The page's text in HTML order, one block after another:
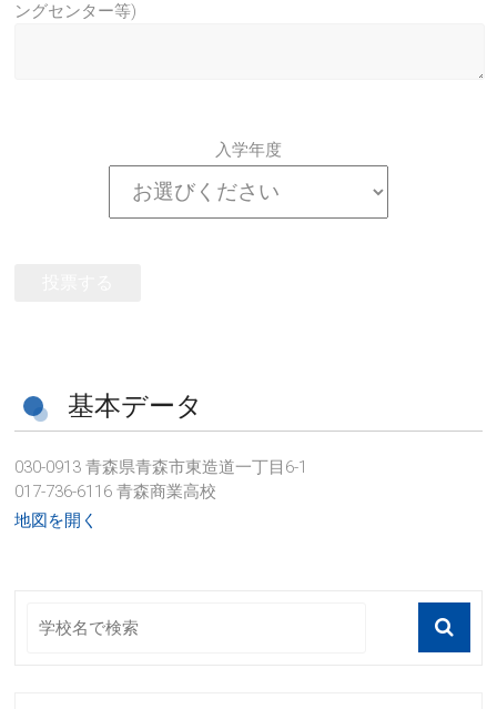
ングセンター等)
入学年度
基本データ
030-0913 青森県青森市東造道一丁目6-1
017-736-6116 青森商業高校
地図を開く